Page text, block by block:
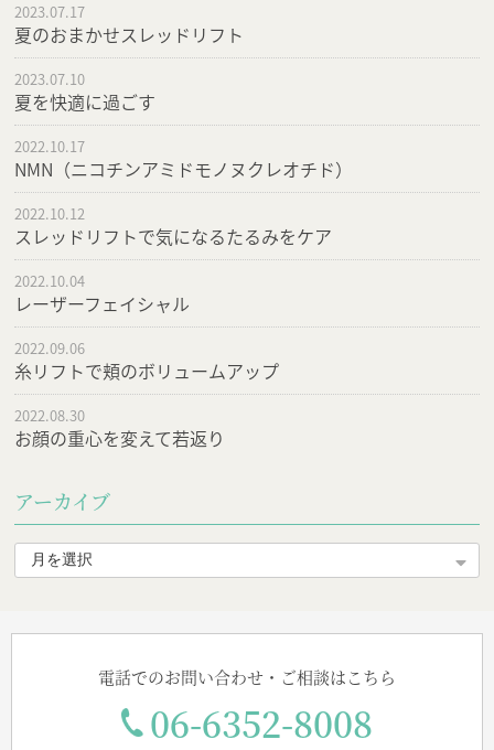
夏のおまかせスレッドリフト
2023.07.17
夏を快適に過ごす
2023.07.10
NMN（ニコチンアミドモノヌクレオチド）
2022.10.17
スレッドリフトで気になるたるみをケア
2022.10.12
レーザーフェイシャル
2022.10.04
糸リフトで頬のボリュームアップ
2022.09.06
お顔の重心を変えて若返り
2022.08.30
アーカイブ
電話でのお問い合わせ・ご相談はこちら
06-6352-8008